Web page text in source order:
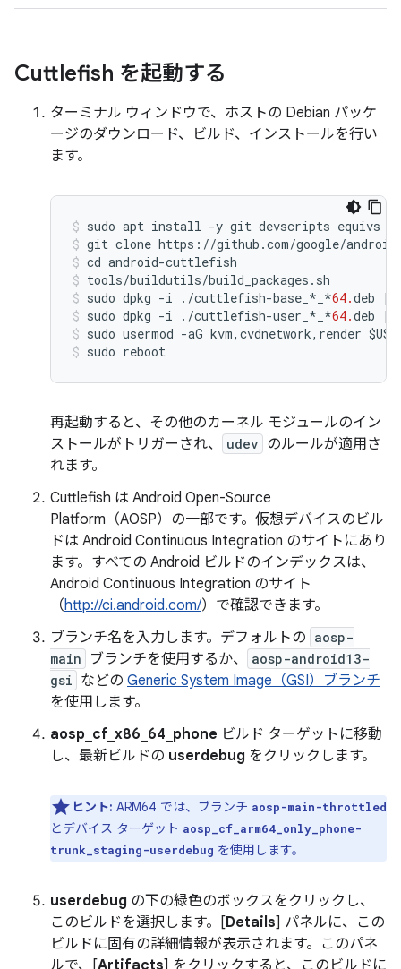
Cuttlefish を起動する
ターミナル ウィンドウで、ホストの Debian パッケ
ージのダウンロード、ビルド、インストールを行い
ます。
sudo apt install -y git devscripts equivs
git clone https : //github .com/google/android
cd android-cuttlefish
tools/buildutils/build_packages . sh
sudo dpkg -i ./cuttlefish-base_ * *64.deb
||
sudo dpkg -i ./cuttlefish-user_ * *64.deb
||
sudo usermod -aG kvm, cvdnetwork, render $
sudo reboot
再起動すると、その他のカーネル モジュールのイン
ストールがトリガーされ、
udev のルールが適用さ
れます。
Cuttlefish は Android Open-Source
Platform（AOSP）の一部です。仮想デバイスのビル
ドは Android Continuous Integration のサイトにあり
ます。すべての Android ビルドのインデックスは、
Android Continuous Integration のサイト
（http://ci.android.com/）で確認できます。
ブランチ名を入力します。デフォルトの aosp-
main
ブランチを使用するか、
aosp-android13-
gsi などの Generic System Image（GSI）ブランチ
を使用します。
aosp_cf_x86_64_phone ビルド ターゲットに移動
し、最新ビルドの userdebug をクリックします。
ヒント: ARM64 では、ブランチ aosp-main-throttled
とデバイス ターゲット aosp_cf_arm64_only_phone-
trunk_staging-userdebug を使用します。
userdebug の下の緑色のボックスをクリックし、
このビルドを選択します。[Details] パネルに、この
ビルドに固有の詳細情報が表示されます。このパネ
ルで、[Artifacts] をクリックすると、このビルドに